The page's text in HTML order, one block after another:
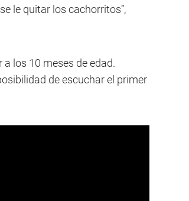
le quitar los cachorritos”,
a los 10 meses de edad.
de escuchar el primer